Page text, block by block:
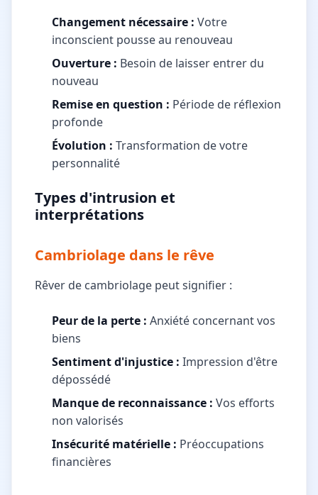
Changement nécessaire : Votre
inconscient pousse au renouveau
Ouverture : Besoin de laisser entrer du
nouveau
Remise en question : Période de réflexion
profonde
Évolution : Transformation de votre
personnalité
Types d'intrusion et
interprétations
Cambriolage dans le rêve
Rêver de cambriolage peut signifier :
Peur de la perte : Anxiété concernant vos
biens
Sentiment d'injustice : Impression d'être
dépossédé
Manque de reconnaissance : Vos efforts
non valorisés
Insécurité matérielle : Préoccupations
financières